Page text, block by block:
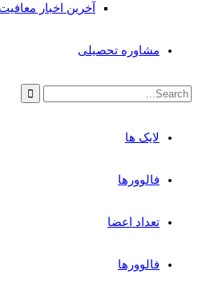
آخرین اخبار معافیت
مشاوره تحصیلی
لایک ها
فالوورها
تعداد اعضا
فالوورها